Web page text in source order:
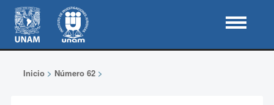
Inicio> Número 62>